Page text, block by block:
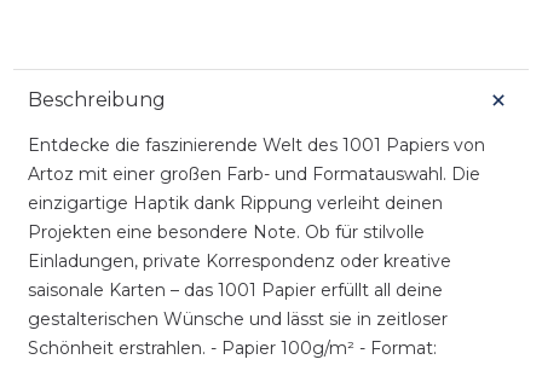
Beschreibung
Entdecke die faszinierende Welt des 1001 Papiers von
Artoz mit einer großen Farb- und Formatauswahl. Die
einzigartige Haptik dank Rippung verleiht deinen
Projekten eine besondere Note. Ob für stilvolle
Einladungen, private Korrespondenz oder kreative
saisonale Karten – das 1001 Papier erfüllt all deine
gestalterischen Wünsche und lässt sie in zeitloser
Schönheit erstrahlen. - Papier 100g/m² - Format: